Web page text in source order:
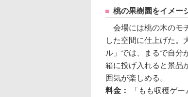
桃の果樹園をイメー
会場には桃の木のモ
した空間に仕上げた。
ル」では、まるで自分
箱に投げ入れると景品
囲気が楽しめる。
料金：
「もも収穫ゲー